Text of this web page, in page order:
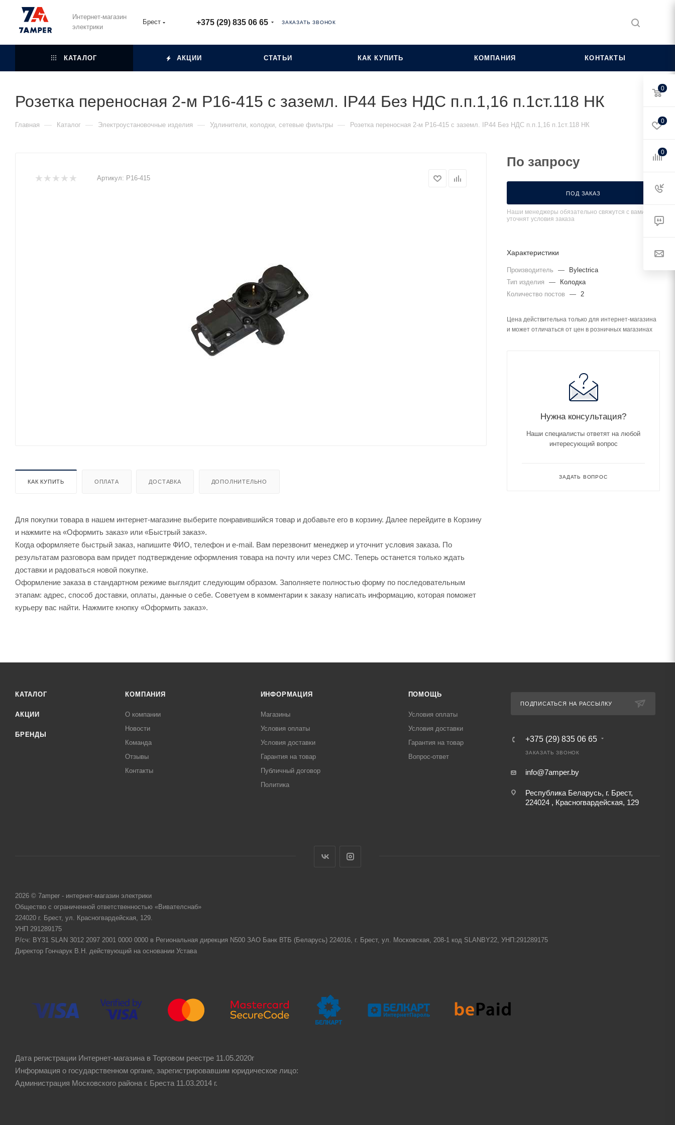
Интернет-магазин
электрики
Брест +375 (29) 835 06 65 ЗАКАЗАТЬ ЗВОНОК
КАТАЛОГ АКЦИИ СТАТЬИ КАК КУПИТЬ КОМПАНИЯ КОНТАКТЫ
Розетка переносная 2-м Р16-415 с заземл. IP44 Без НДС п.п.1,16 п.1ст.118 НК
Главная — Каталог — Электроустановочные изделия — Удлинители, колодки, сетевые фильтры — Розетка переносная 2-м Р16-415 с заземл. IP44 Без НДС п.п.1,16 п.1ст.118 НК
Артикул: Р16-415
КАК КУПИТЬ ОПЛАТА ДОСТАВКА ДОПОЛНИТЕЛЬНО
Для покупки товара в нашем интернет-магазине выберите понравившийся товар и добавьте его в корзину. Далее перейдите в Корзину
и нажмите на «Оформить заказ» или «Быстрый заказ».
Когда оформляете быстрый заказ, напишите ФИО, телефон и e-mail. Вам перезвонит менеджер и уточнит условия заказа. По
результатам разговора вам придет подтверждение оформления товара на почту или через СМС. Теперь останется только ждать
доставки и радоваться новой покупке.
Оформление заказа в стандартном режиме выглядит следующим образом. Заполняете полностью форму по последовательным
этапам: адрес, способ доставки, оплаты, данные о себе. Советуем в комментарии к заказу написать информацию, которая поможет
курьеру вас найти. Нажмите кнопку «Оформить заказ».
По запросу
ПОД ЗАКАЗ
Наши менеджеры обязательно свяжутся с вами и
уточнят условия заказа
Характеристики
Производитель —
Bylectrica
Тип изделия
—
Колодка
Количество постов
— 2
Цена действительна только для интернет-магазина
и может отличаться от цен в розничных магазинах
Нужна консультация?
Наши специалисты ответят на любой
интересующий вопрос
ЗАДАТЬ ВОПРОС
КАТАЛОГ
АКЦИИ
БРЕНДЫ
КОМПАНИЯ
О компании
Новости
Команда
Отзывы
Контакты
ИНФОРМАЦИЯ
Магазины
Условия оплаты
Условия доставки
Гарантия на товар
Публичный договор
Политика
ПОМОЩЬ
Условия оплаты
Условия доставки
Гарантия на товар
Вопрос-ответ
ПОДПИСАТЬСЯ НА РАССЫЛКУ
+375 (29) 835 06 65
ЗАКАЗАТЬ ЗВОНОК
info@7amper.by
Республика Беларусь, г. Брест,
224024 , Красногвардейская, 129
2026 © 7amper - интернет-магазин электрики
Общество с ограниченной ответственностью «Вивателснаб»
224020 г. Брест, ул. Красногвардейская, 129.
УНП 291289175
Р/сч: BY31 SLAN 3012 2097 2001 0000 0000 в Региональная дирекция N500 ЗАО Банк ВТБ (Беларусь) 224016, г. Брест, ул. Московская, 208-1 код SLANBY22, УНП:291289175
Директор Гончарук В.Н. действующий на основании Устава
Дата регистрации Интернет-магазина в Торговом реестре 11.05.2020г
Информация о государственном органе, зарегистрировавшим юридическое лицо:
Администрация Московского района г. Бреста 11.03.2014 г.
0
0
0